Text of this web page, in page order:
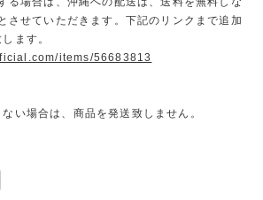
させていただきます。下記のリンクまで追加
ます。
items/56683813
い場合は、商品を発送致しません。